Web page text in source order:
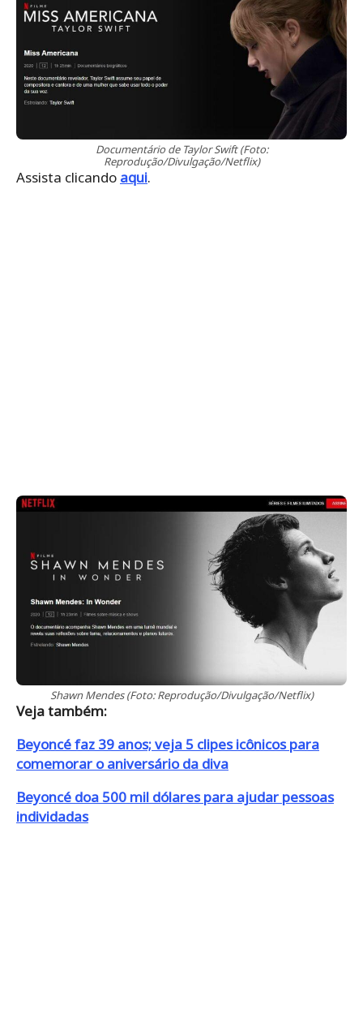
Documentário de Taylor Swift (Foto:
Reprodução/Divulgação/Netflix)
Assista clicando aqui.
Shawn Mendes (Foto: Reprodução/Divulgação/Netflix)
Veja também:
Beyoncé faz 39 anos; veja 5 clipes icônicos para
comemorar o aniversário da diva
Beyoncé doa 500 mil dólares para ajudar pessoas
individadas